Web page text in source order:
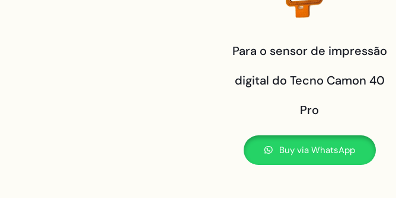
Para o sensor de impressão
digital do Tecno Camon 40
Pro
Buy via WhatsApp